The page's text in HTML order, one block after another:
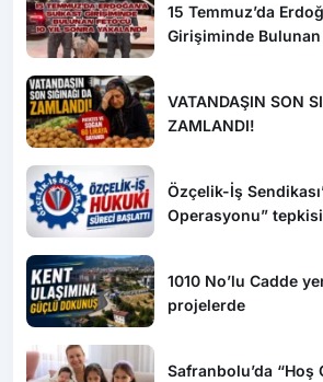
15 Temmuz’da
Girişiminde Bulunan
VATANDAŞIN SON
ZAMLANDI!
Özçelik-İş
Operasyonu” tepkisi
1010 No’lu Cadde
projelerde
Safranbolu’da “Hoş